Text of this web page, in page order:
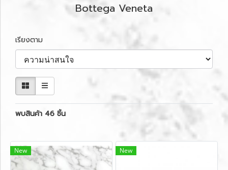
Bottega Veneta
เรียงตาม
พบสินค้า 46 ชิ้น
New New